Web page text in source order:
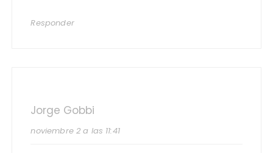
Responder
Jorge Gobbi
noviembre 2 a las 11:41